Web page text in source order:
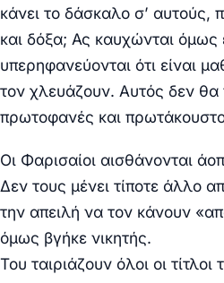
κάνει το δάσκαλο σ’ αυτούς,
και δόξα; Ας καυχώνται όμως
υπερηφανεύονται ότι είναι
τον χλευάζουν. Αυτός δεν θα
πρωτοφανές και
Οι Φαρισαίοι αισθάνονται
Δεν τους μένει τίποτε άλλο
την απειλή να τον κάνουν
όμως βγήκε νικητής.
Του ταιριάζουν όλοι οι